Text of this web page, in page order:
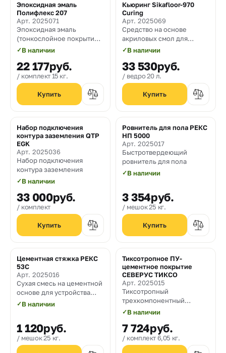
Эпоксидная эмаль
Полифлекс 207
Арт. 2025071
Эпоксидная эмаль
(тонкослойное покрытие)
для бетона
✓В наличии
22 177руб.
комплект 15 кг.
Кьюринг Sikafloor-970
Curing
Арт. 2025069
Средство на основе
акриловых смол для
запечатывания,
пыления заглаженных
бетонных полов и полов с
упрочненным верхним
✓В наличии
33 530руб.
ведро 20 л.
Набор подключения
контура заземления QTP
EGK
Арт. 2025036
Набор подключения
контура заземления
✓В наличии
33 000руб.
комплект
Ровнитель для пола РЕКС
НП 5000
Арт. 2025017
Быстротвердеющий
ровнитель для пола
✓В наличии
3 354руб.
мешок 25 кг.
Цементная стяжка РЕКС
53С
Арт. 2025016
Сухая смесь на цементной
основе для устройства
базовых толстостенных
✓В наличии
1 120руб.
мешок 25 кг.
Тиксотропное ПУ-
цементное покрытие
СЕВЕРУС ТИКСО
Арт. 2025015
Тиксотропный
трехкомпонентный
полиуретановый состав
✓В наличии
7 724руб.
комплект 6,05 кг.